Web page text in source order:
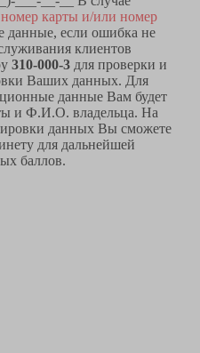
карты и/или номер
данные, если ошибка не
клиентов
310-000-3 для проверки и
Ваших данных. Для
данные Вам будет
и Ф.И.О. владельца. На
данных Вы сможете
для дальнейшей
баллов.